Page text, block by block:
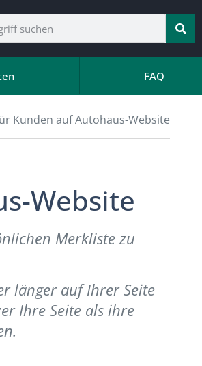
FAQ
Kunden auf Autohaus-Website
Website
Merkliste zu
länger auf Ihrer Seite
Ihre Seite als ihre